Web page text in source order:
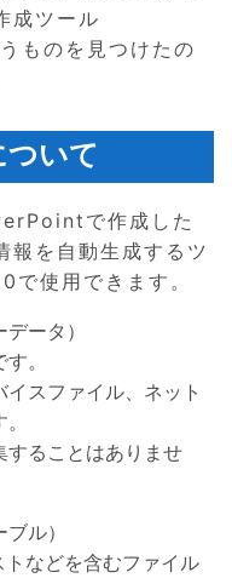
成ツール
ものを見つけたの
いて
で作成した
報を自動生成するツ
使用できます。
ータ）
。
スファイル、ネット
することはありませ
ル）
などを含むファイル